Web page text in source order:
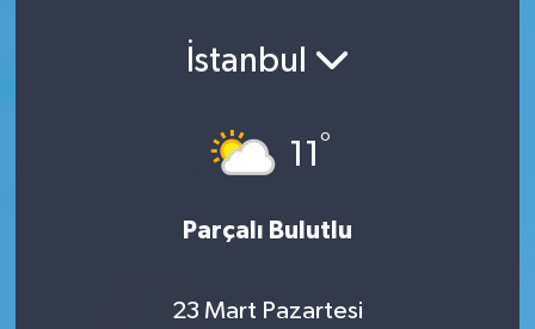
İstanbul
11 °
Parçalı Bulutlu
23 Mart Pazartesi